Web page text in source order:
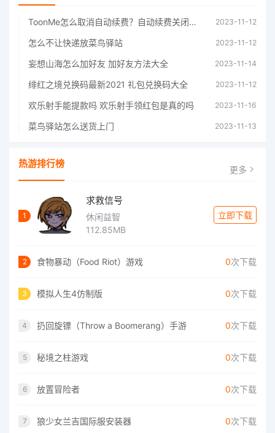
ToonMe怎么取消自动续费？自动续费关闭方法 2023-11-12
怎么不让快递放菜鸟驿站 2023-11-12
妄想山海怎么加好友 加好友方法大全 2023-11-14
绯红之境兑换码最新2021 礼包兑换码大全 2023-11-12
欢乐射手能提款吗 欢乐射手领红包是真的吗 2023-11-16
菜鸟驿站怎么送货上门 2023-11-13
热游排行榜 更多
1
求救信号
休闲益智
112.85MB
立即下载
2 食物暴动（Food Riot）游戏 0次下载
3 模拟人生4仿制版 0次下载
4 扔回旋镖（Throw a Boomerang）手游 0次下载
5 秘境之柱游戏 0次下载
6 放置冒险者 0次下载
7 狼少女兰吉国际服安装器 0次下载